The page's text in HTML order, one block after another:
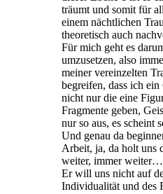
träumt und somit für
einem nächtlichen
theoretisch auch
Für mich geht es
umzusetzen, also
meiner vereinzelten
begreifen, dass ich
nicht nur die eine
Fragmente geben,
nur so aus, es scheint
Und genau da
Arbeit, ja, da holt uns
weiter, immer weiter…
Er will uns nicht auf
Individualität und des